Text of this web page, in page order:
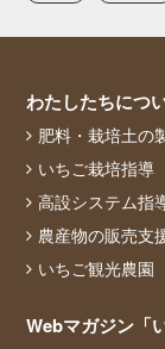
わたしたちにつ
肥料・栽培土の
いちご栽培指導
高設システム指
農産物の販売支
いちご観光農園
Webマガジン「